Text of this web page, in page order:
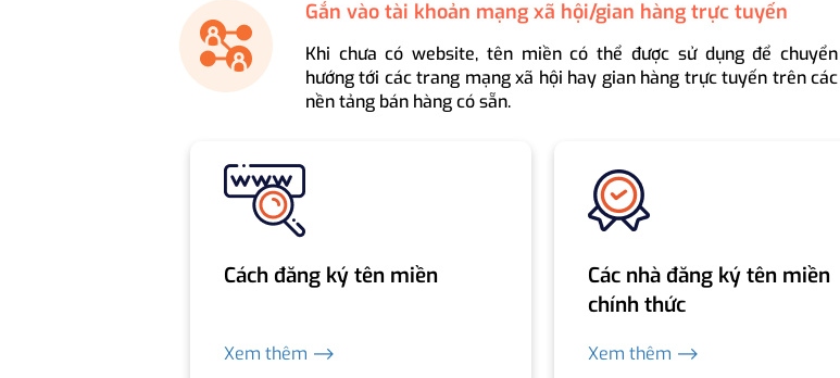
Gắn vào tài khoản mạng xã hội/gian hàng trực tuyến
Khi chưa có website, tên miền có thể được sử dụng để chuyển
hướng tới các trang mạng xã hội hay gian hàng trực tuyến trên các
nền tảng bán hàng có sẵn.
Cách đăng ký tên miền
Xem thêm ⟶
Các nhà đăng ký tên miền
chính thức
Xem thêm ⟶